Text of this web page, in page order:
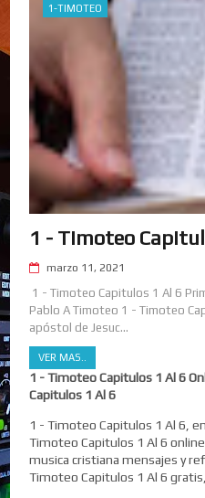
1-TIMOTEO
1 - Timoteo
marzo 11, 2021
1 - Timoteo Capitulos 1 Al 6
Pablo A Timoteo 1 - Timoteo
apóstol de Jesuc...
VER MAS..
1 - Timoteo Capitulos 1 Al 6
Capitulos 1 Al 6
1 - Timoteo Capitulos 1 Al 6,
Timoteo Capitulos 1 Al 6
musica cristiana mensajes y
Timoteo Capitulos 1 Al 6 gratis,